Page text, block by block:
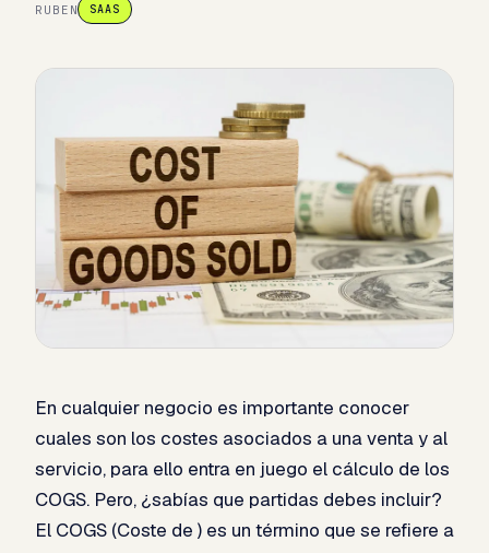
RUBEN SAAS
En cualquier negocio es importante conocer
cuales son los costes asociados a una venta y al
servicio, para ello entra en juego el cálculo de los
COGS. Pero, ¿sabías que partidas debes incluir?
El COGS (Coste de ) es un término que se refiere a